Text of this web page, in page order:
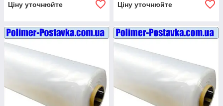
Ціну уточнюйте Ціну уточнюйте